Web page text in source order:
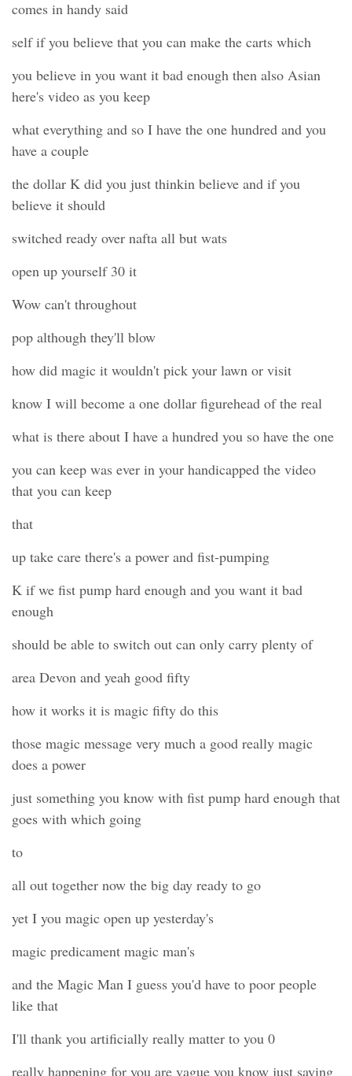
comes in handy said
self if you believe that you can make the carts which
you believe in you want it bad enough then also Asian
here's video as you keep
what everything and so I have the one hundred and you
have a couple
the dollar K did you just thinkin believe and if you
believe it should
switched ready over nafta all but wats
open up yourself 30 it
Wow can't throughout
pop although they'll blow
how did magic it wouldn't pick your lawn or visit
know I will become a one dollar figurehead of the real
what is there about I have a hundred you so have the one
you can keep was ever in your handicapped the video
that you can keep
that
up take care there's a power and fist-pumping
K if we fist pump hard enough and you want it bad
enough
should be able to switch out can only carry plenty of
area Devon and yeah good fifty
how it works it is magic fifty do this
those magic message very much a good really magic
does a power
just something you know with fist pump hard enough that
goes with which going
to
all out together now the big day ready to go
yet I you magic open up yesterday's
magic predicament magic man's
and the Magic Man I guess you'd have to poor people
like that
I'll thank you artificially really matter to you 0
really happening for you are vague you know just saying